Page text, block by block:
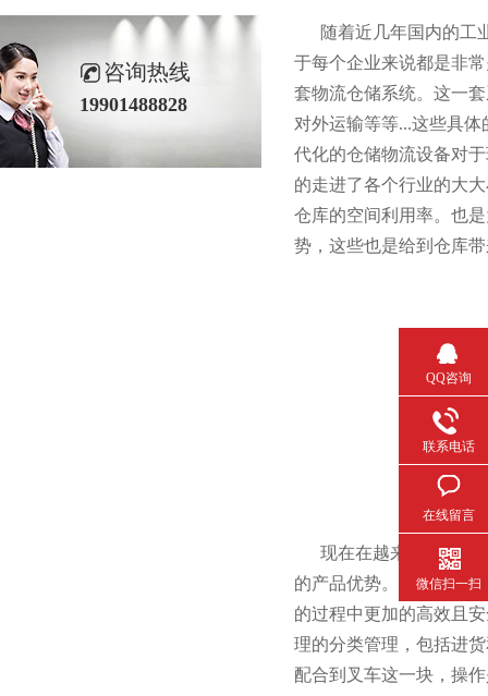
随着近几年国内的工业
于每个企业来说都是非常
套物流仓储系统。这一
对外运输等等...这些具体的
代化的仓储物流设备对于
的走进了各个行业的大大
仓库的空间利用率。也
势，这些也是给到仓库
现在在越来越多的行业当
的产品优势。主要的
的过程中更加的高效且安全
理的分类管理，包括进
配合到叉车这一块，操作
咨询热线
19901488828
QQ咨询
联系电话
在线留言
微信扫一扫